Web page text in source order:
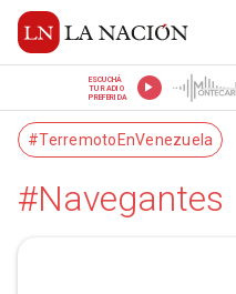
ESCUCHÁ
TU RADIO
PREFERIDA
#TerremotoEnVenezuela
#Navegantes